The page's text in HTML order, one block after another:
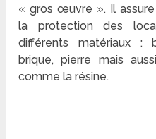
« gros œuvre ». Il
la protection des
différents matériaux :
brique, pierre mais
comme la résine.